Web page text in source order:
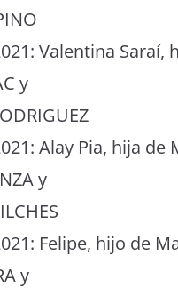
Valentina Saraí,
y
Alay Pia, hija de
y
Felipe, hijo de
y